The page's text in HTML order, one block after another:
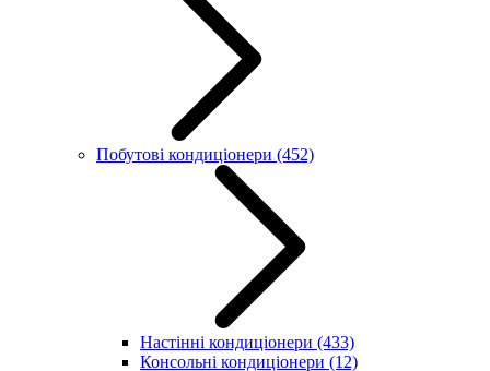
Побутові кондиціонери (452)
Настінні кондиціонери (433)
Консольні кондиціонери (12)